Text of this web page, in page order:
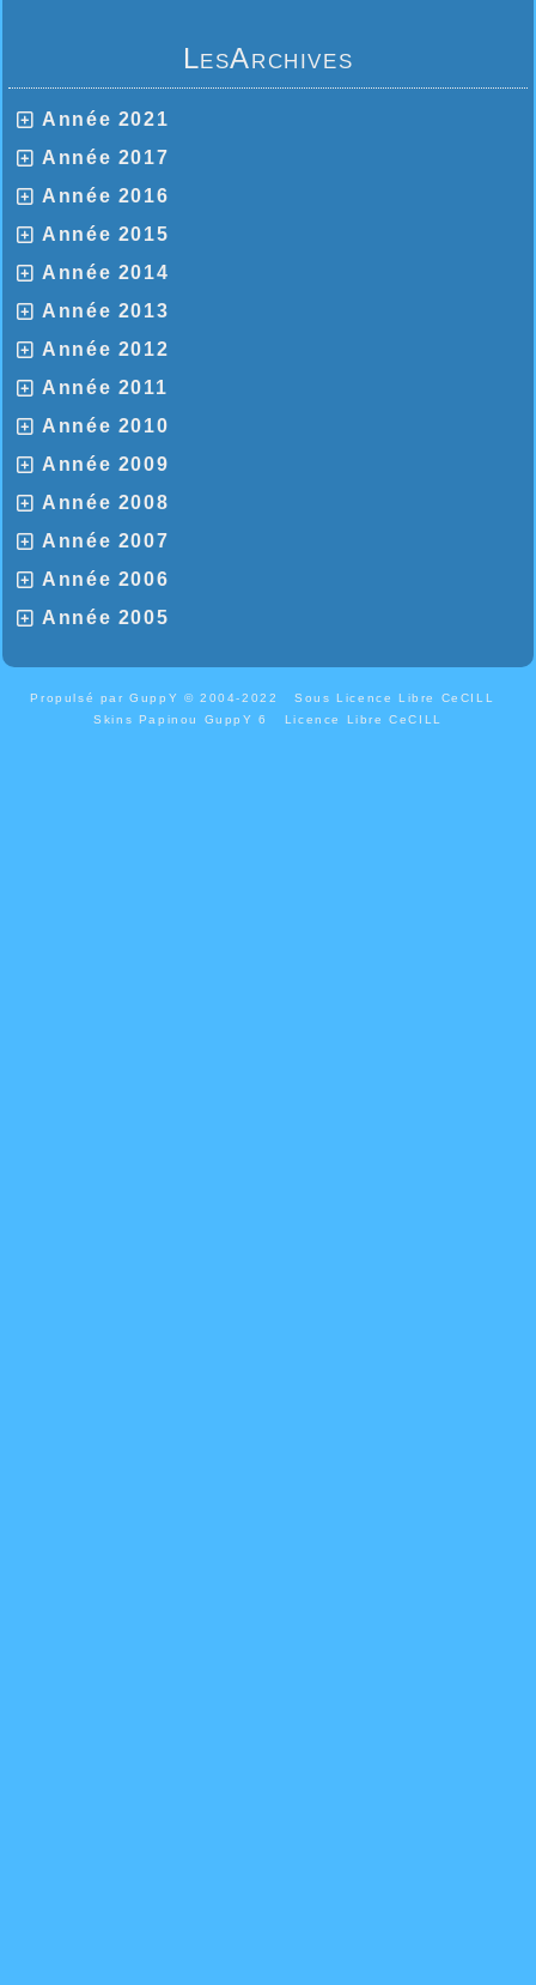
LesArchives
Année 2021
Année 2017
Année 2016
Année 2015
Année 2014
Année 2013
Année 2012
Année 2011
Année 2010
Année 2009
Année 2008
Année 2007
Année 2006
Année 2005
Propulsé par GuppY © 2004-2022
Sous Licence Libre CeCILL
Skins Papinou GuppY 6
Licence Libre CeCILL